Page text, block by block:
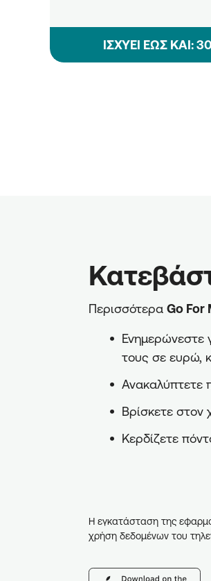
ΙΣΧΥΕΙ ΕΩΣ ΚΑΙ:
Περισσότερα Go For
Ενημερώνεστε
τους σε ευρώ,
Ανακαλύπτετε
Βρίσκετε στον
Κερδίζετε
Η εγκατάσταση της
χρήση δεδομένων του